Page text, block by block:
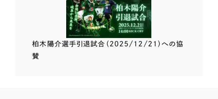
柏木陽介選手引退試合（2025/12/21）への協
賛